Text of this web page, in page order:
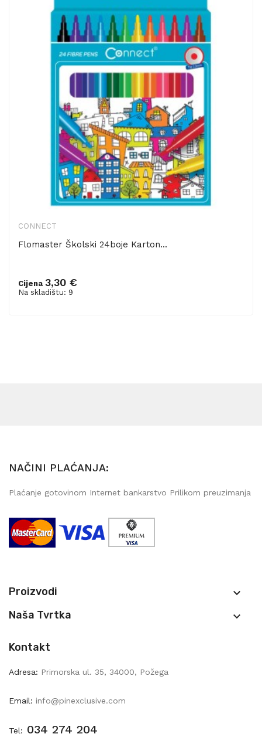
CONNECT
Flomaster Školski 24boje Karton...
Cijena 3,30 €
Na skladištu: 9
Dodaj u košaricu
NAČINI PLAĆANJA:
Plaćanje gotovinom Internet bankarstvo Prilikom preuzimanja
Proizvodi 
Naša Tvrtka 
Kontakt
Adresa: Primorska ul. 35, 34000, Požega
Email: info@pinexclusive.com
Tel: 034 274 204